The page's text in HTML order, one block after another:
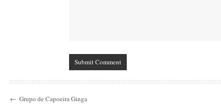
← Grupo de Capoeira Ginga